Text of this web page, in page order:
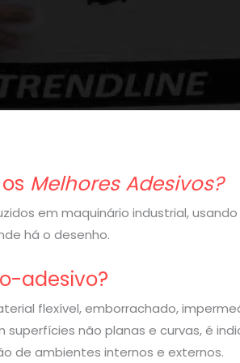
Melhores Adesivos?
em maquinário industrial,
há o desenho.
adesivo?
flexível, emborrachado,
superfícies não planas e curvas, é
de ambientes internos e externos.